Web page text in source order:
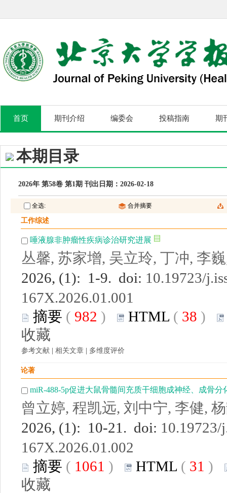
首页 期刊介绍 编委会 投稿指南 期
本期目录
2026年 第58卷 第1期 刊出日期：2026-02-18
全选: 合并摘要
工作综述
唾液腺非肿瘤性疾病诊治研究进展
丛馨, 苏家增, 吴立玲, 丁冲, 李
2026, (1): 1-9. doi: 10.19723/
167X.2026.01.001
摘要 ( 982 ) HTML ( 38 )
收藏
参考文献 相关文章 多维度评价
论著
miR-488-5p促进大鼠骨髓间充质干细胞成神经、成骨分
曾立婷, 程凯远, 刘中宁, 李健,
2026, (1): 10-21. doi: 10.19723/
167X.2026.01.002
摘要 ( 1061 ) HTML ( 31 )
收藏